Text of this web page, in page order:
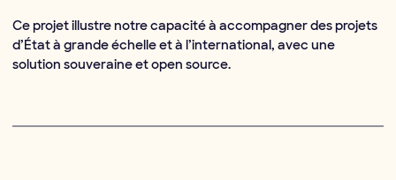
Ce projet illustre notre capacité à accompagner des projets
d’État à grande échelle et à l’international, avec une
solution souveraine et open source.